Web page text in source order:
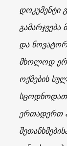
დოკუმენტი
გამარჯვება
და
მხოლოდ
ოქმების
ერთადერთ